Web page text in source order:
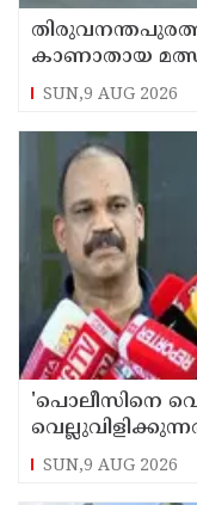
കാണാതായ
തിരച്ചില്‍
SUN,9 AUG 2026
'പൊലീസിനെ
അനുസരിച്ച്
SUN,9 AUG 2026